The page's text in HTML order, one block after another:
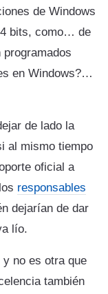
de Windows
bits, como… de
en Windows?…
de lado la
al mismo tiempo
oficial a
responsables
dejarían de dar
lío.
no es otra que
también